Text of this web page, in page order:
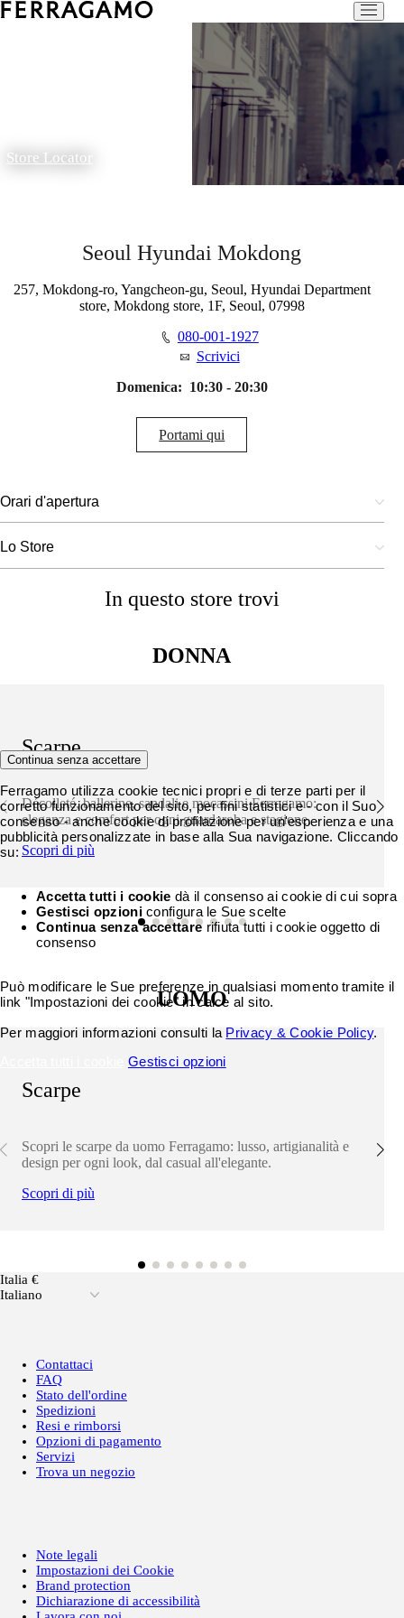
Store Locator
Seoul Hyundai Mokdong
257, Mokdong-ro, Yangcheon-gu, Seoul, Hyundai Department
store, Mokdong store, 1F, Seoul, 07998
080-001-1927
Scrivici
Domenica: 10:30 - 20:30
Portami qui
Orari d'apertura
Lo Store
In questo store trovi
DONNA
Scarpe
Décolleté, ballerine, sandali e mocassini Ferragamo:
eleganza e comfort per ogni guardaroba e stagione.
Scopri di più
UOMO
Scarpe
Scopri le scarpe da uomo Ferragamo: lusso, artigianalità e
design per ogni look, dal casual all'elegante.
Scopri di più
Italia €
Italiano
Contattaci
FAQ
Stato dell'ordine
Spedizioni
Resi e rimborsi
Opzioni di pagamento
Servizi
Trova un negozio
Note legali
Impostazioni dei Cookie
Brand protection
Dichiarazione di accessibilità
Continua senza accettare
Ferragamo utilizza cookie tecnici propri e di terze parti per il
corretto funzionamento del sito, per fini statistici e - con il Suo
consenso - anche cookie di profilazione per un'esperienza e una
pubblicità personalizzate in base alla Sua navigazione. Cliccando
su:
Accetta tutti i cookie dà il consenso ai cookie di cui sopra
Gestisci opzioniconfigura le Sue scelte
Continua senza accettarerifiuta tutti i cookie oggetto di
consenso
Può modificare le Sue preferenze in qualsiasi momento tramite il
link "Impostazioni dei cookie" in calce al sito.
Per maggiori informazioni consulti la Privacy & Cookie Policy.
Gestisci opzioni